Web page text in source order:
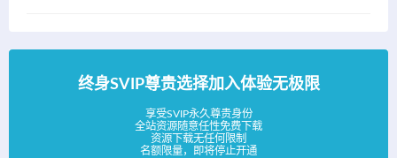
终身SVIP尊贵选择加入体验无极限
享受SVIP永久尊贵身份
全站资源随意任性免费下载
资源下载无任何限制
名额限量，即将停止开通